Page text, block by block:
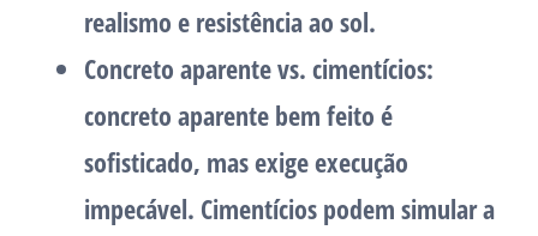
realismo e resistência ao sol.
Concreto aparente vs. cimentícios:
concreto aparente bem feito é
sofisticado, mas exige execução
impecável. Cimentícios podem simular a